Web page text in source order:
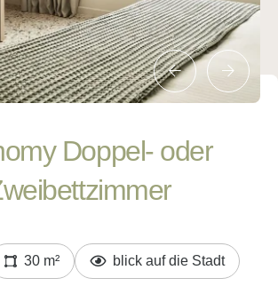
Doppel- oder
30 m² blick auf die Stadt